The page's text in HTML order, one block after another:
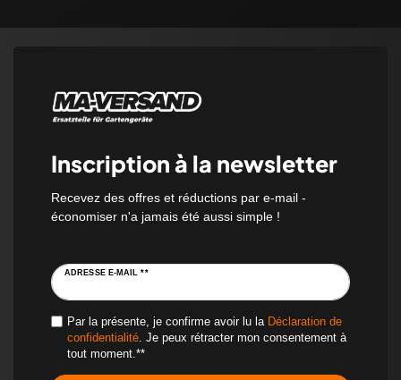
Inscription à la newsletter
Recevez des offres et réductions par e-mail -
économiser n'a jamais été aussi simple !
ADRESSE E-MAIL **
Par la présente, je confirme avoir lu la Déclaration de
confidentialité. Je peux rétracter mon consentement à
tout moment.**